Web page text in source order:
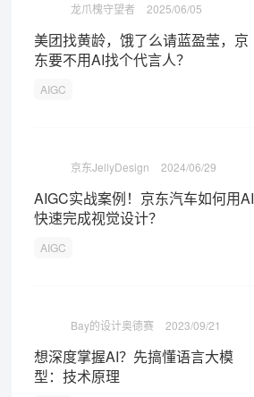
龙爪槐守望者 2025/06/05
美团找黄龄，饿了么请蓝盈莹，京
东要不用AI找个代言人？
AIGC
京东JellyDesign 2024/06/29
AIGC实战案例！京东汽车如何用AI
快速完成视觉设计？
AIGC
Bay的设计奥德赛 2023/09/21
想深度掌握AI？先搞懂语言大模
型：技术原理